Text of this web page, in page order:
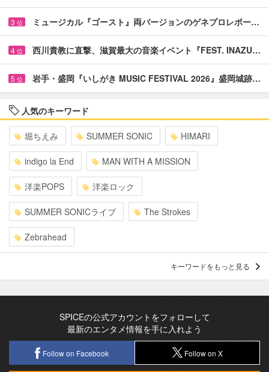
3 位 ミュージカル『ゴースト』両バージョンのゲネプロレポー…
4 位 西川貴教に直撃、滋賀最大の音楽イベント『FEST. INAZU…
5 位 岩手・盛岡『いしがき MUSIC FESTIVAL 2026』盛岡城跡…
人気のキーワード
堀ちえみ SUMMER SONIC HIMARI
indigo la End MAN WITH A MISSION
洋楽POPS 洋楽ロック
SUMMER SONICライブ The Strokes
Zebrahead
キーワードをもっと見る
SPICEの公式アカウントをフォローして
最新のエンタメ情報を手に入れよう
Follow on Facebook Follow on X